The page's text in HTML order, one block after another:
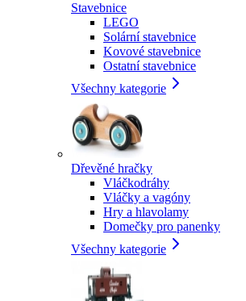
Stavebnice
LEGO
Solární stavebnice
Kovové stavebnice
Ostatní stavebnice
Všechny kategorie
Dřevěné hračky
Vláčkodráhy
Vláčky a vagóny
Hry a hlavolamy
Domečky pro panenky
Všechny kategorie